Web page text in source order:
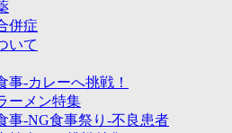
併症
いて
事-カレーへ挑戦！
ーメン特集
事-NG食事祭り-不良患者